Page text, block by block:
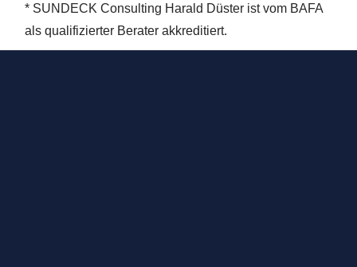
* SUNDECK Consulting Harald Düster ist vom BAFA
als qualifizierter Berater akkreditiert.